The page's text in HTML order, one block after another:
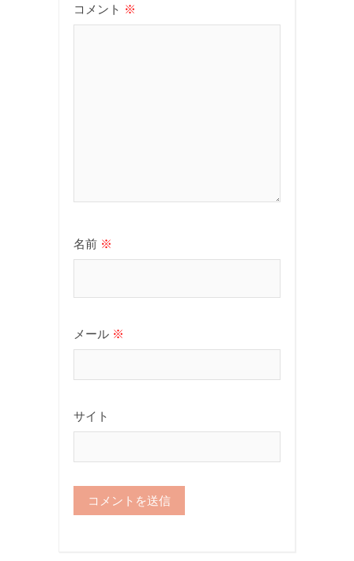
コメント ※
名前 ※
メール ※
サイト